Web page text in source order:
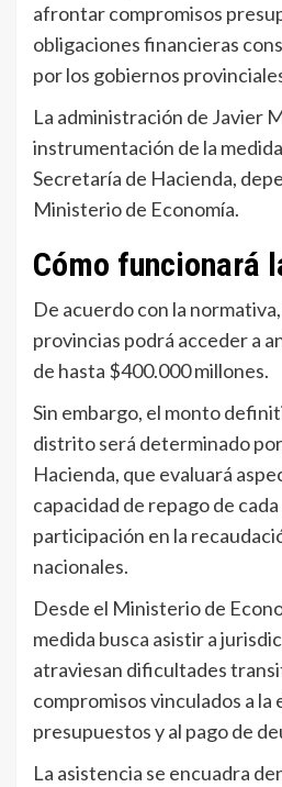
afrontar compromisos
obligaciones financieras
por los gobiernos
La administración de Javier
instrumentación de la
Secretaría de Hacienda,
Ministerio de Economía.
Cómo funcionará
De acuerdo con la
provincias podrá acceder a
de hasta $400.000 millones.
Sin embargo, el monto
distrito será determinado
Hacienda, que evaluará
capacidad de repago de
participación en la
nacionales.
Desde el Ministerio de
medida busca asistir a
atraviesan dificultades
compromisos vinculados a la
presupuestos y al pago de
La asistencia se encuadra